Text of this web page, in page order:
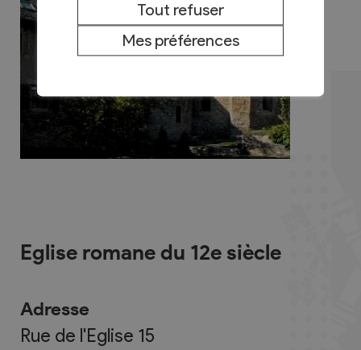
Eglise romane du 12e siècle
Adresse
Rue de l'Eglise 15
Tout refuser
Mes préférences